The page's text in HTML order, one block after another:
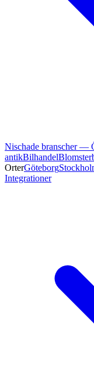
Nischade branscher —
antikBilhandel
OrterGöteborg
Integrationer